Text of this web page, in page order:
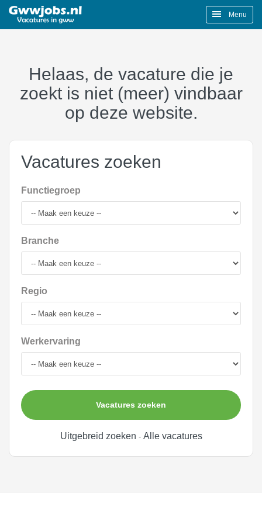
Menu
Helaas, de vacature die je
zoekt is niet (meer) vindbaar
op deze website.
Vacatures zoeken
Functiegroep
Branche
Regio
Werkervaring
Vacatures zoeken
Uitgebreid zoeken - Alle vacatures